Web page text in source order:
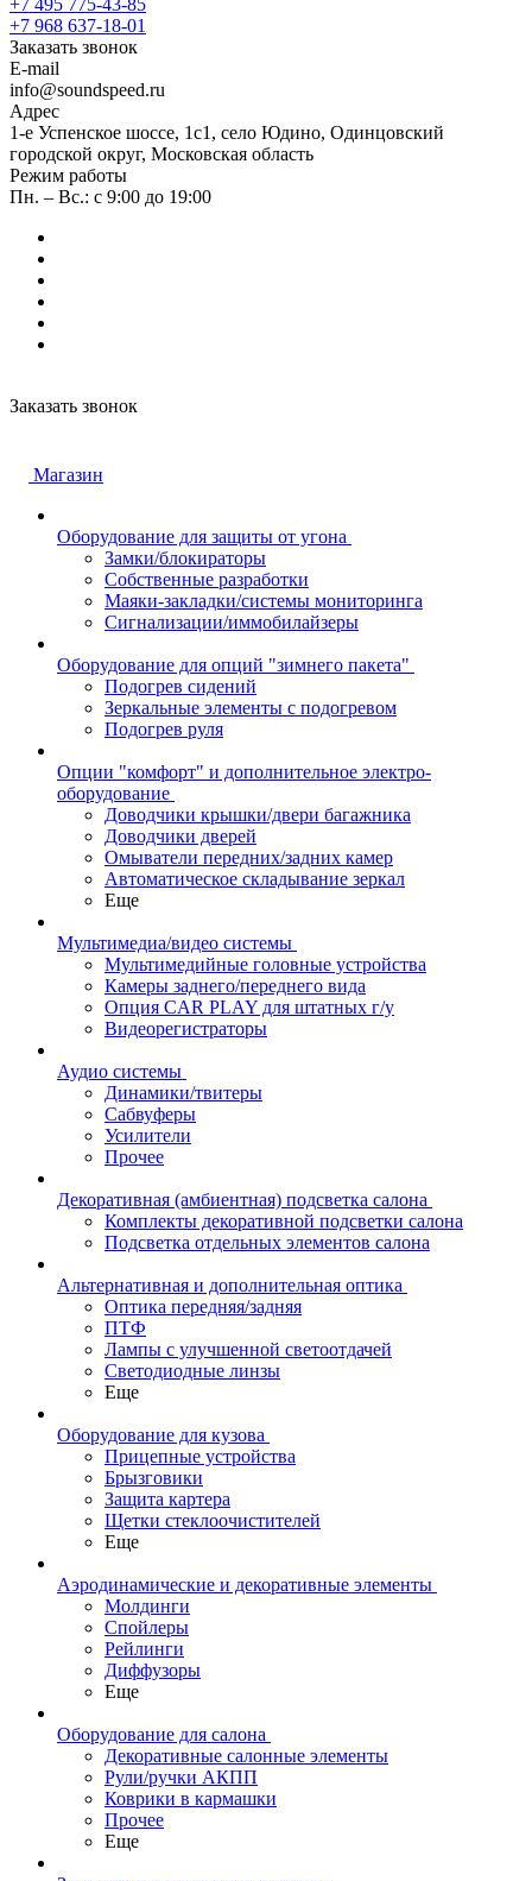
+7 495 775-43-85
+7 968 637-18-01
Заказать звонок
E-mail
info@soundspeed.ru
Адрес
1-е Успенское шоссе, 1с1, село Юдино, Одинцовский
городской округ, Московская область
Режим работы
Пн. – Вс.: с 9:00 до 19:00
Заказать звонок
Магазин
Оборудование для защиты от угона
Замки/блокираторы
Собственные разработки
Маяки-закладки/системы мониторинга
Сигнализации/иммобилайзеры
Оборудование для опций "зимнего пакета"
Подогрев сидений
Зеркальные элементы с подогревом
Подогрев руля
Опции "комфорт" и дополнительное электро-
оборудование
Доводчики крышки/двери багажника
Доводчики дверей
Омыватели передних/задних камер
Автоматическое складывание зеркал
Еще
Мультимедиа/видео системы
Мультимедийные головные устройства
Камеры заднего/переднего вида
Опция CAR PLAY для штатных г/у
Видеорегистраторы
Аудио системы
Динамики/твитеры
Сабвуферы
Усилители
Прочее
Декоративная (амбиентная) подсветка салона
Комплекты декоративной подсветки салона
Подсветка отдельных элементов салона
Альтернативная и дополнительная оптика
Оптика передняя/задняя
ПТФ
Лампы с улучшенной светоотдачей
Светодиодные линзы
Еще
Оборудование для кузова
Прицепные устройства
Брызговики
Защита картера
Щетки стеклоочистителей
Еще
Аэродинамические и декоративные элементы
Молдинги
Спойлеры
Рейлинги
Диффузоры
Еще
Оборудование для салона
Декоративные салонные элементы
Рули/ручки АКПП
Коврики в кармашки
Прочее
Еще